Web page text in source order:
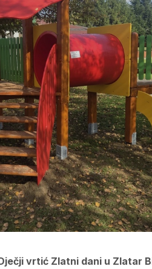
vrtić Zlatni dani u Zlatar